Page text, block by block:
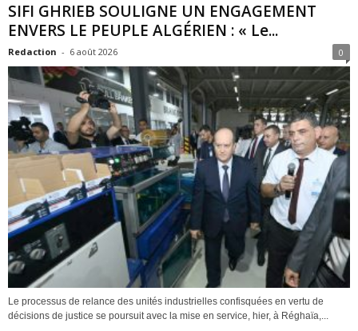
SIFI GHRIEB SOULIGNE UN ENGAGEMENT
ENVERS LE PEUPLE ALGÉRIEN : « Le...
Redaction - 6 août 2026 0
Le processus de relance des unités industrielles confisquées en vertu de
décisions de justice se poursuit avec la mise en service, hier, à Réghaïa,...